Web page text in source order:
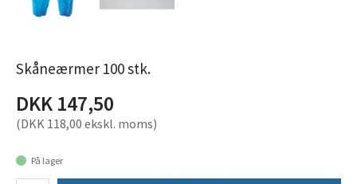
Skåneærmer 100 stk.
DKK 147,50
(DKK 118,00 ekskl. moms)
På lager